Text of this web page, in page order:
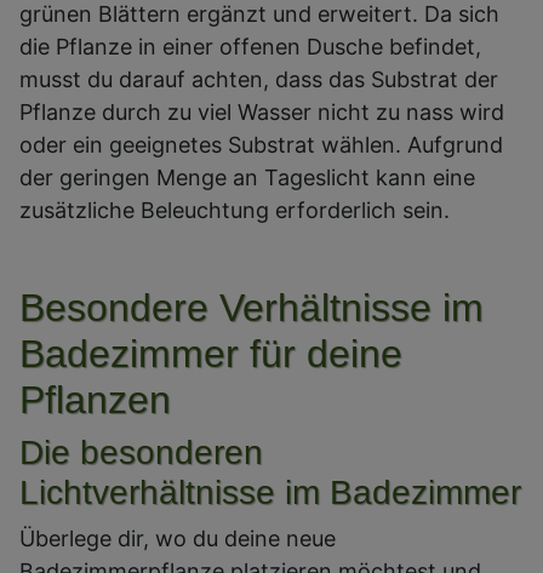
grünen Blättern ergänzt und erweitert. Da sich
die Pflanze in einer offenen Dusche befindet,
musst du darauf achten, dass das Substrat der
Pflanze durch zu viel Wasser nicht zu nass wird
oder ein geeignetes Substrat wählen. Aufgrund
der geringen Menge an Tageslicht kann eine
zusätzliche Beleuchtung erforderlich sein.
Besondere Verhältnisse im
Badezimmer für deine
Pflanzen
Die besonderen
Lichtverhältnisse im Badezimmer
Überlege dir, wo du deine neue